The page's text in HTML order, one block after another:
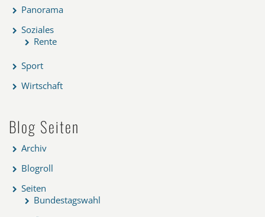
Panorama
Soziales
Rente
Sport
Wirtschaft
Blog Seiten
Archiv
Blogroll
Seiten
Bundestagswahl